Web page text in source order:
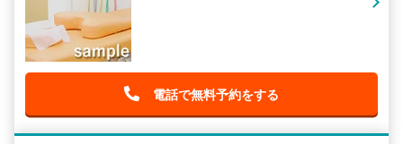
電話で無料予約をする